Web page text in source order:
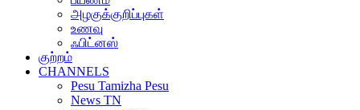
அழகுக்குறிப்புகள்
உணவு
ஃபிட்னஸ்
குற்றம்
CHANNELS
Pesu Tamizha Pesu
News TN